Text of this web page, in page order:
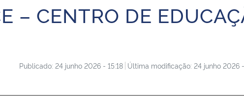
– CENTRO DE
Publicado: 24 junho 2026 - 15:18 Última modificação: 24 junho 2026 -